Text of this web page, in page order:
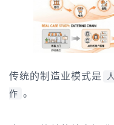
传统的制造业模式是
作 。